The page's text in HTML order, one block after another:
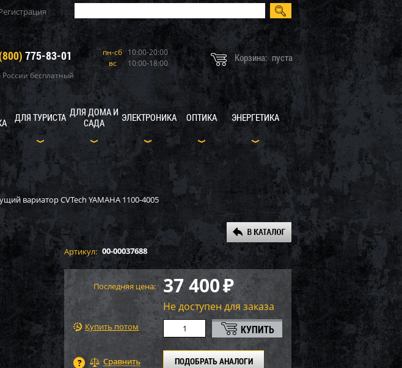
775-83-01
России бесплатный
пн-сб 10:00-20:00
вс
10:00-18:00 Корзина: пуста
ДЛЯ ТУРИСТА ДЛЯ ДОМА И
САДА
ЭЛЕКТРОНИКА ОПТИКА ЭНЕРГЕТИКА
вариатор CVTech YAMAHA 1100-4005
Артикул: 00-00037688
Последняя цена: 37 400₽
Не доступен для заказа
Купить потом
ПОДОБРАТЬ АНАЛОГИ